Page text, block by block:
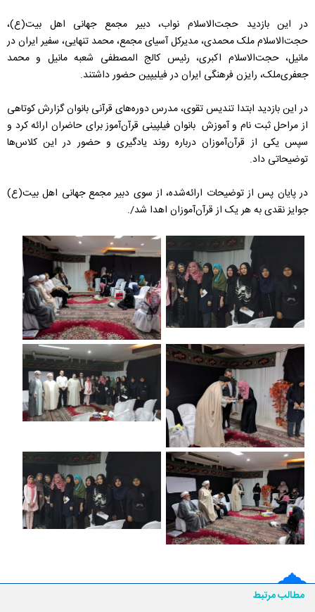
در این بازدید حجت‌الاسلام نواب، دبیر مجمع جهانی اهل بیت(ع)،
حجت‌الاسلام ملک محمدی، مدیرکل آسیای مجمع، محمد تنهایی، سفیر ایران در
مانیل، حجت‌الاسلام اکبری، رئیس کالج المصطفی شعبه مانیل و محمد
جعفری‌ملک، رایزن فرهنگی ایران در فیلیپین حضور داشتند.
در این بازدید ابتدا تندیس تقوی، مدرس دوره‌های قرآنی بانوان گزارش کوتاهی
از مراحل ثبت نام و آموزش بانوان فیلپینی قرآن‌آموز برای حاضران ارائه کرد و
سپس یکی از قرآن‌آموزان درباره روند یادگیری و حضور در این کلاس‌ها
توضیحاتی داد.
در پایان پس از توضیحات ارائه‌شده، از سوی دبیر مجمع جهانی اهل بیت(ع)
جوایز نقدی به هر یک از قرآن‌آموزان اهدا شد/.
مطالب مرتبط